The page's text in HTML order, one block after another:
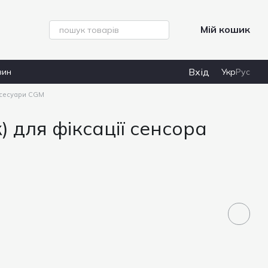
Мій кошик
Вхід УкрРус
CGM
фіксації сенсора